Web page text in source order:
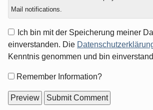
Mail notifications.
Ich bin mit der Speicherung meiner
einverstanden. Die
Kenntnis genommen und bin
FormRemember Information?